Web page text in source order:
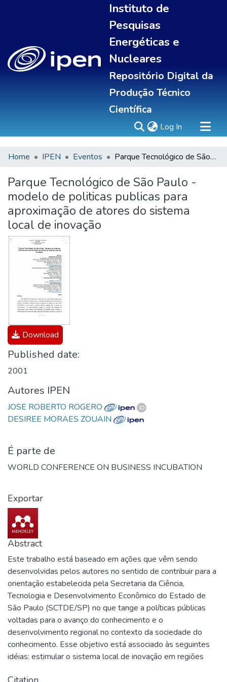
Instituto de
Pesquisas
Energéticas e
Nucleares
Repositório Digital da
Produção Técnico
Científica
Log In (current)
Sobre
Communities & Collections
All of DSpace
Statistics
Home IPEN Eventos Parque Tecnológico de São Paulo - modelo de politicas publicas para aproximação de atores do sistema local de inovação
Parque Tecnológico de São Paulo -
modelo de politicas publicas para
aproximação de atores do sistema
local de inovação
Download
Published date:
2001
Autores IPEN
JOSE ROBERTO ROGERO
DESIREE MORAES ZOUAIN
É parte de
WORLD CONFERENCE ON BUSINESS INCUBATION
Exportar
Abstract
Este trabalho está baseado em ações que vêm sendo
desenvolvidas pelos autores no sentido de contribuir para a
orientação estabelecida pela Secretaria da Ciência,
Tecnologia e Desenvolvimento Econômico do Estado de
São Paulo (SCTDE/SP) no que tange a políticas públicas
voltadas para o avanço do conhecimento e o
desenvolvimento regional no contexto da sociedade do
conhecimento. Esse objetivo está associado às seguintes
idéias: estimular o sistema local de inovação em regiões